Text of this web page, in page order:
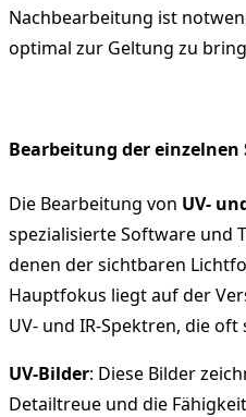
Nachbearbeitung ist
optimal zur Geltung zu
Bearbeitung der einzelnen
Die Bearbeitung von UV-
spezialisierte Software und
denen der sichtbaren
Hauptfokus liegt auf der
UV- und IR-Spektren, die oft
UV-Bilder: Diese Bilder
Detailtreue und die